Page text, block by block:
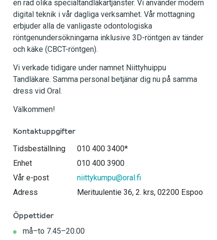
en rad olika specialtandläkartjänster. Vi använder modern
digital teknik i vår dagliga verksamhet. Vår mottagning
erbjuder alla de vanligaste odontologiska
röntgenundersökningarna inklusive 3D-röntgen av tänder
och käke (CBCT-röntgen).
Vi verkade tidigare under namnet Niittyhuippu
Tandläkare. Samma personal betjänar dig nu på samma
dress vid Oral.
Välkommen!
Kontaktuppgifter
Tidsbeställning
010 400 3400*
Enhet
010 400 3900
Vår e-post
niittykumpu@oral.fi
Adress
Merituulentie 36, 2. krs, 02200 Espoo
Öppettider
må–to 7.45–20.00